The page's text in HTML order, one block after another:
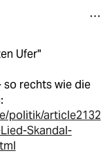
Ufer"
so rechts wie die
politik/article2132
Skandal-